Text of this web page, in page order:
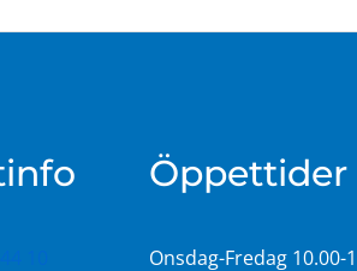
Öppettider
Onsdag-Fredag 10.00-